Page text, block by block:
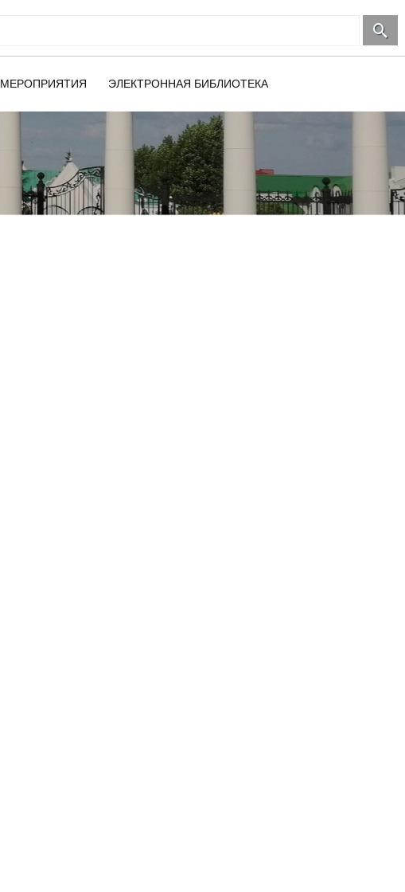
МЕРОПРИЯТИЯ ЭЛЕКТРОННАЯ БИБЛИОТЕКА